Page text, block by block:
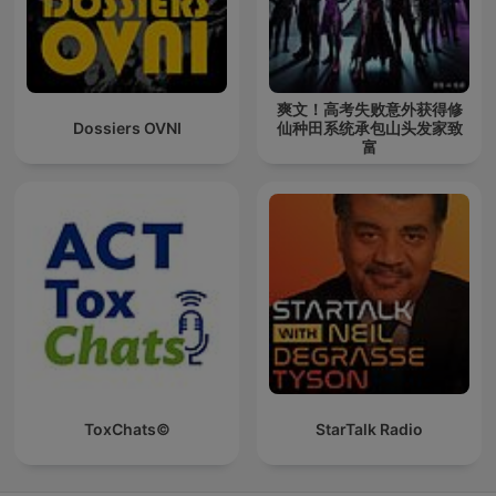
Dossiers OVNI
爽文！高考失败意外获得修
仙种田系统承包山头发家致
富
ToxChats© StarTalk Radio